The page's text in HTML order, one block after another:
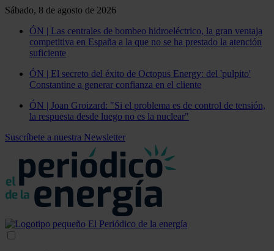
Sábado, 8 de agosto de 2026
ÓN | Las centrales de bombeo hidroeléctrico, la gran ventaja
competitiva en España a la que no se ha prestado la atención
suficiente
ÓN | El secreto del éxito de Octopus Energy: del 'pulpito'
Constantine a generar confianza en el cliente
ÓN | Joan Groizard: "Si el problema es de control de tensión,
la respuesta desde luego no es la nuclear"
Suscríbete a nuestra Newsletter